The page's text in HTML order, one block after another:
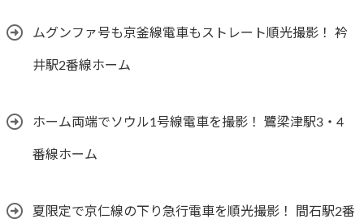
ムグンファ号も京釜線電車もストレート順光撮影！ 衿
井駅2番線ホーム
ホーム両端でソウル1号線電車を撮影！ 鷺梁津駅3・4
番線ホーム
夏限定で京仁線の下り急行電車を順光撮影！ 間石駅2番